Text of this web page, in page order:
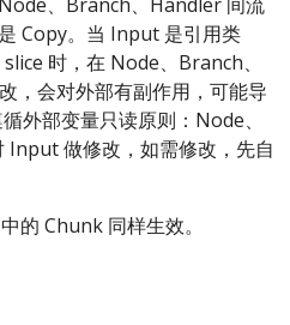
、Branch、Handler 间流
Copy。当 Input 是引用类
时，在 Node、Branch、
，会对外部有副作用，可能导
外部变量只读原则：Node、
做修改，如需修改，先自
的 Chunk 同样生效。